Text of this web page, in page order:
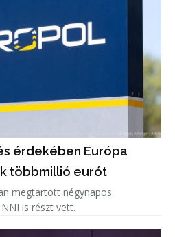
érdekében Európa
többmillió eurót
megtartott négynapos
is részt vett.